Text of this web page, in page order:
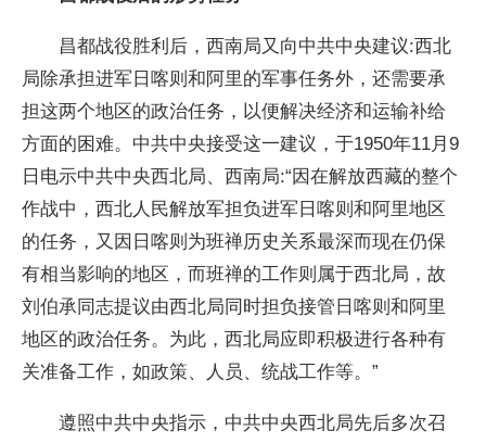
昌都战役胜利后，西南局又向中共中央建议:西北
局除承担进军日喀则和阿里的军事任务外，还需要承
担这两个地区的政治任务，以便解决经济和运输补给
方面的困难。中共中央接受这一建议，于1950年11月9
日电示中共中央西北局、西南局:“因在解放西藏的整个
作战中，西北人民解放军担负进军日喀则和阿里地区
的任务，又因日喀则为班禅历史关系最深而现在仍保
有相当影响的地区，而班禅的工作则属于西北局，故
刘伯承同志提议由西北局同时担负接管日喀则和阿里
地区的政治任务。为此，西北局应即积极进行各种有
关准备工作，如政策、人员、统战工作等。”
遵照中共中央指示，中共中央西北局先后多次召